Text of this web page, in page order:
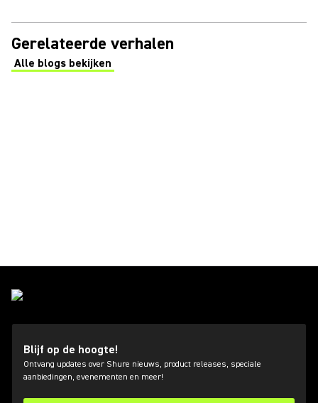
Gerelateerde verhalen
Alle blogs bekijken
(Opens in a new tab)
Blijf op de hoogte!
Ontvang updates over Shure nieuws, product releases, speciale
aanbiedingen, evenementen en meer!